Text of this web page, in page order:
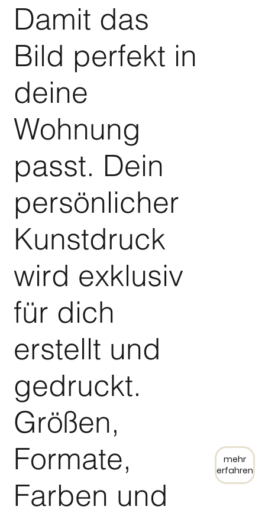
Damit das
Bild perfekt in
deine
Wohnung
passt. Dein
persönlicher
Kunstdruck
wird exklusiv
für dich
erstellt und
gedruckt.
Größen,
Formate,
Farben und
mehr
erfahren